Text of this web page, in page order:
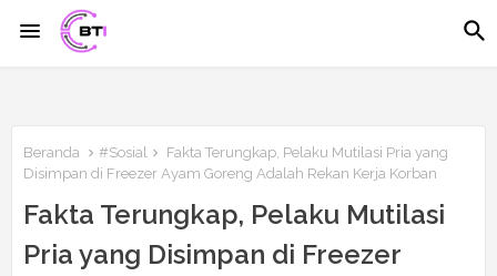
Beranda #Sosial
Fakta Terungkap, Pelaku Mutilasi Pria yang
Disimpan di Freezer Ayam Goreng Adalah Rekan Kerja Korban
Fakta Terungkap, Pelaku Mutilasi
Pria yang Disimpan di Freezer